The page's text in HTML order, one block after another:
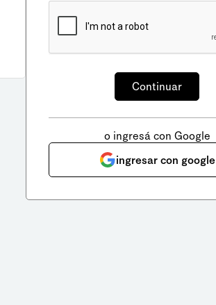
o ingresá con Google
ingresar con google